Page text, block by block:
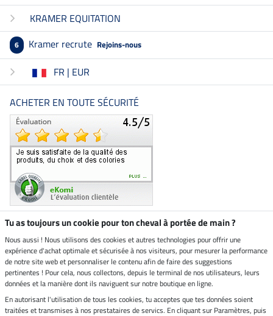
KRAMER EQUITATION
6 Kramer recrute Rejoins-nous
FR | EUR
ACHETER EN TOUTE SÉCURITÉ
Boutique climatiquement
neutre
Livraison par
Paiement sécurisé
Tu as toujours un cookie pour ton cheval à portée de main ?
Nous aussi ! Nous utilisons des cookies et autres technologies pour offrir une
expérience d'achat optimale et sécurisée à nos visiteurs, pour mesurer la performance
de notre site web et personnaliser le contenu afin de faire des suggestions
pertinentes ! Pour cela, nous collectons, depuis le terminal de nos utilisateurs, leurs
données et la manière dont ils naviguent sur notre boutique en ligne.
En autorisant l'utilisation de tous les cookies, tu acceptes que tes données soient
traitées et transmises à nos prestataires de servics. En cliquant sur Paramètres, puis